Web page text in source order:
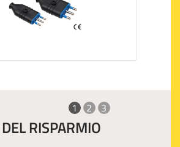
1 2 3
RISPARMIO